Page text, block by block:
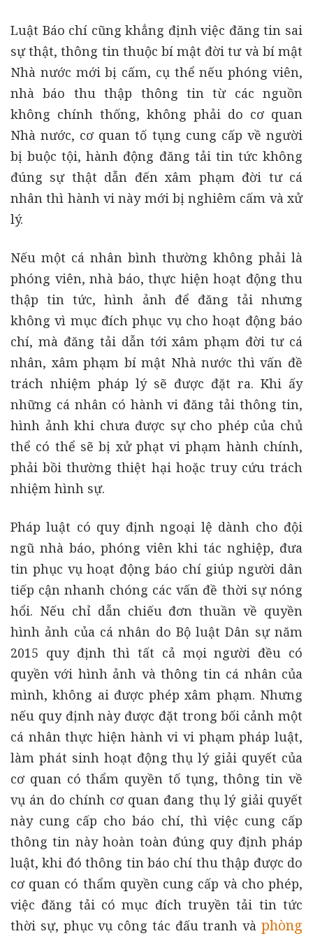
Luật Báo chí cũng khẳng định việc đăng tin sai
sự thật, thông tin thuộc bí mật đời tư và bí mật
Nhà nước mới bị cấm, cụ thể nếu phóng viên,
nhà báo thu thập thông tin từ các nguồn
không chính thống, không phải do cơ quan
Nhà nước, cơ quan tố tụng cung cấp về người
bị buộc tội, hành động đăng tải tin tức không
đúng sự thật dẫn đến xâm phạm đời tư cá
nhân thì hành vi này mới bị nghiêm cấm và xử
lý.
Nếu một cá nhân bình thường không phải là
phóng viên, nhà báo, thực hiện hoạt động thu
thập tin tức, hình ảnh để đăng tải nhưng
không vì mục đích phục vụ cho hoạt động báo
chí, mà đăng tải dẫn tới xâm phạm đời tư cá
nhân, xâm phạm bí mật Nhà nước thì vấn đề
trách nhiệm pháp lý sẽ được đặt ra. Khi ấy
những cá nhân có hành vi đăng tải thông tin,
hình ảnh khi chưa được sự cho phép của chủ
thể có thể sẽ bị xử phạt vi phạm hành chính,
phải bồi thường thiệt hại hoặc truy cứu trách
nhiệm hình sự.
Pháp luật có quy định ngoại lệ dành cho đội
ngũ nhà báo, phóng viên khi tác nghiệp, đưa
tin phục vụ hoạt động báo chí giúp người dân
tiếp cận nhanh chóng các vấn đề thời sự nóng
hổi. Nếu chỉ dẫn chiếu đơn thuần về quyền
hình ảnh của cá nhân do Bộ luật Dân sự năm
2015 quy định thì tất cả mọi người đều có
quyền với hình ảnh và thông tin cá nhân của
mình, không ai được phép xâm phạm. Nhưng
nếu quy định này được đặt trong bối cảnh một
cá nhân thực hiện hành vi vi phạm pháp luật,
làm phát sinh hoạt động thụ lý giải quyết của
cơ quan có thẩm quyền tố tụng, thông tin về
vụ án do chính cơ quan đang thụ lý giải quyết
này cung cấp cho báo chí, thì việc cung cấp
thông tin này hoàn toàn đúng quy định pháp
luật, khi đó thông tin báo chí thu thập được do
cơ quan có thẩm quyền cung cấp và cho phép,
việc đăng tải có mục đích truyền tải tin tức
thời sự, phục vụ công tác đấu tranh và phòng